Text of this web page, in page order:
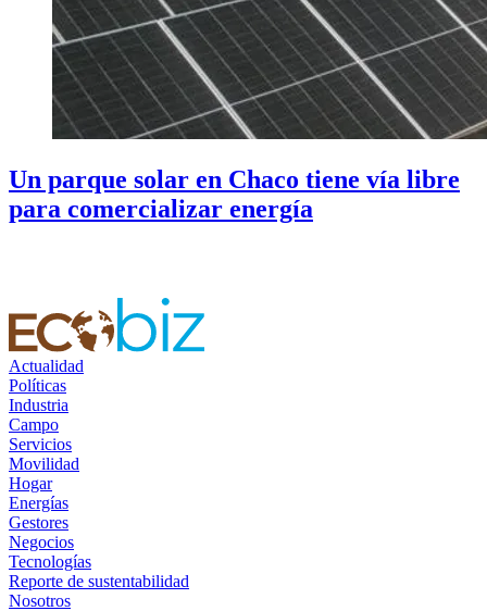
Un parque solar en Chaco tiene vía libre
para comercializar energía
Actualidad
Políticas
Industria
Campo
Servicios
Movilidad
Hogar
Energías
Gestores
Negocios
Tecnologías
Reporte de sustentabilidad
Nosotros